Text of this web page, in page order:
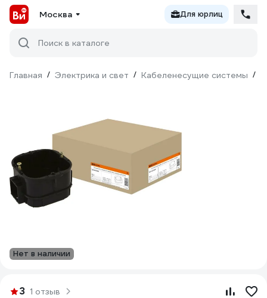
Москва Для юрлиц
Поиск в каталоге
Главная / Электрика и свет / Кабеленесущие системы /
Нет в наличии
3 1 отзыв